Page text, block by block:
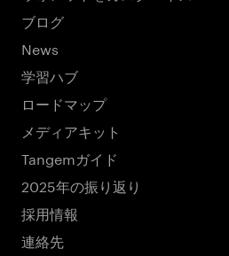
ブログ
News
学習ハブ
ロードマップ
メディアキット
Tangemガイド
2025年の振り返り
採用情報
連絡先